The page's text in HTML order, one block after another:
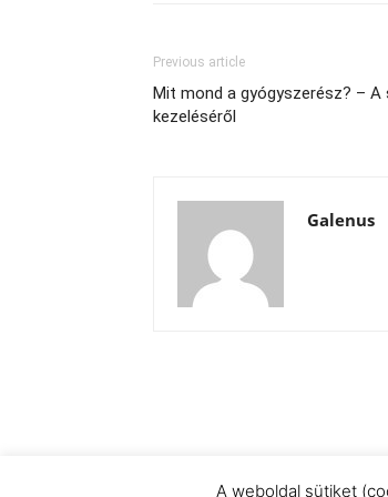
Previous article
Mit mond a gyógyszerész? – A
kezeléséről
Galenus
A weboldal sütiket